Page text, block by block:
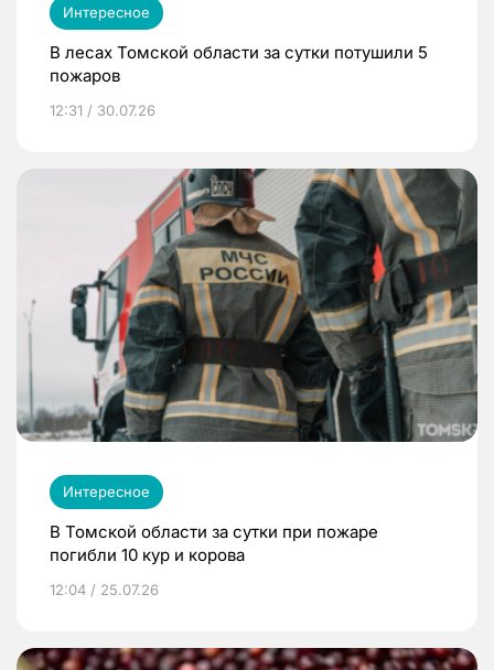
Интересное
В лесах Томской области за сутки потушили 5
пожаров
12:31 / 30.07.26
Интересное
В Томской области за сутки при пожаре
погибли 10 кур и корова
12:04 / 25.07.26